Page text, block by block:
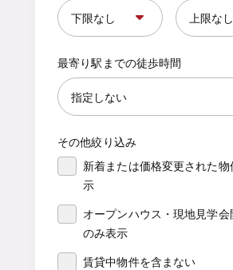
最寄り駅までの徒歩時間
その他絞り込み
新着または価格変更された物
示
オープンハウス・現地見学会
のみ表示
賃貸中物件を含まない